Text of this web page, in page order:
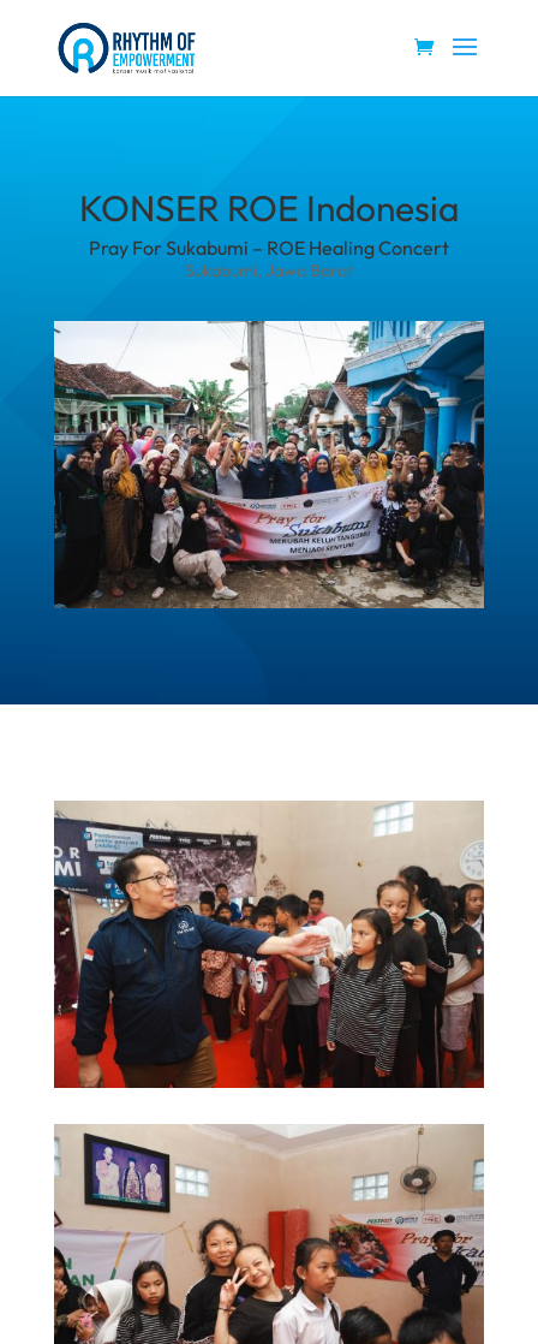
KONSER ROE Indonesia
Pray For Sukabumi – ROE Healing Concert
Sukabumi, Jawa Barat